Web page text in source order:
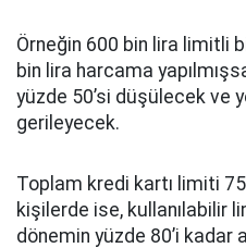
Örneğin 600 bin lira limitli
bin lira harcama
yüzde 50’si düşülecek ve
gerileyecek.
Toplam kredi kartı limiti
kişilerde ise, kullanılabilir
dönemin yüzde 80’i kadar